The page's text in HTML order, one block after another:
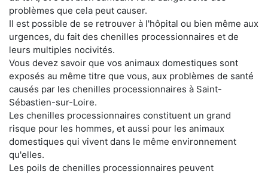
problèmes que cela peut causer.
Il est possible de se retrouver à l'hôpital ou bien même aux
urgences, du fait des chenilles processionnaires et de
leurs multiples nocivités.
Vous devez savoir que vos animaux domestiques sont
exposés au même titre que vous, aux problèmes de santé
causés par les chenilles processionnaires à Saint-
Sébastien-sur-Loire.
Les chenilles processionnaires constituent un grand
risque pour les hommes, et aussi pour les animaux
domestiques qui vivent dans le même environnement
qu'elles.
Les poils de chenilles processionnaires peuvent